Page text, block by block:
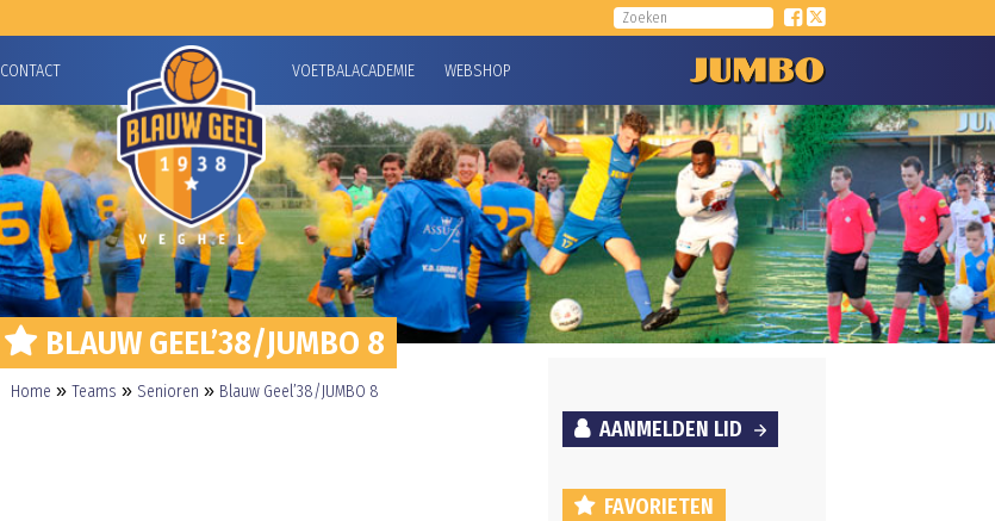
CONTACT VOETBALACADEMIE WEBSHOP
BLAUW GEEL’38/JUMBO 8
Home » Teams » Senioren » Blauw Geel’38/JUMBO 8
AANMELDEN LID
FAVORIETEN